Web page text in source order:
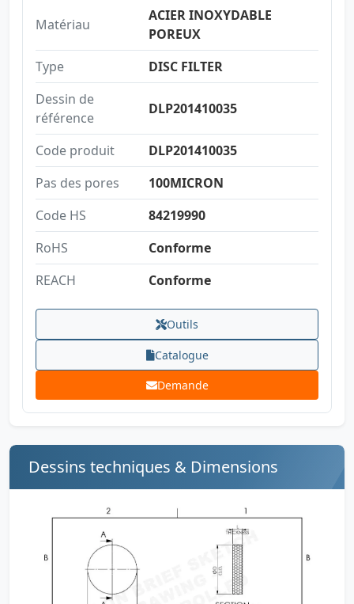
Matériau
ACIER INOXYDABLE
POREUX
Type
DISC FILTER
Dessin de
référence
DLP201410035
Code produit
DLP201410035
Pas des pores
100MICRON
Code HS
84219990
RoHS
Conforme
REACH
Conforme
Outils
Catalogue
Demande
Dessins techniques & Dimensions